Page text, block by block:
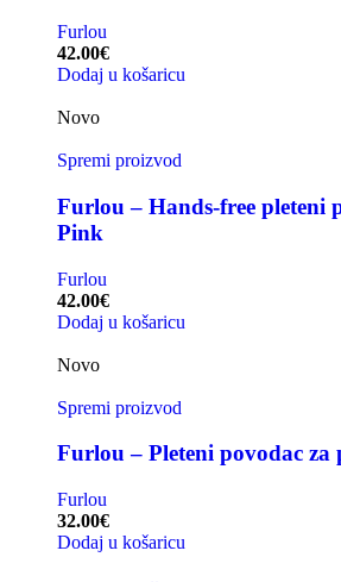
Furlou
42.00€
Dodaj u košaricu
Novo
Spremi proizvod
Furlou – Hands-free pleteni
Pink
Furlou
42.00€
Dodaj u košaricu
Novo
Spremi proizvod
Furlou – Pleteni povodac za
Furlou
32.00€
Dodaj u košaricu